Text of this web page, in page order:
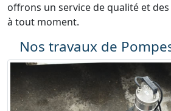
offrons un service de qualité et
à tout moment.
Nos travaux de